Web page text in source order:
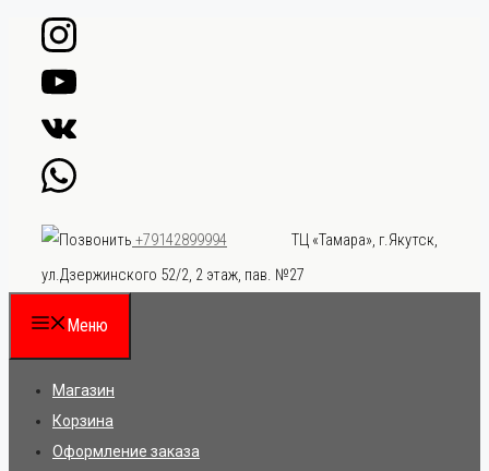
Перейти
содержимому
+79142899994
ТЦ «Тамара», г.Якутск,
ул.Дзержинского 52/2, 2 этаж, пав. №27
Меню
Магазин
Корзина
Оформление заказа